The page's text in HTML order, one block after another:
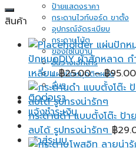
ป้ายแสดงราคา
กระดานไวท์บอร์ด ขาตั้ง
อุปกรณ์จัดระเบียบ
กระดาษโน้ต
ของใช้ในบ้าน
ชั้นวางเอกสาร
แผ่นปักหมุดติดผนัง
อื่นๆ
ติดต่อเรา
แจ้งชำระเงิน
เข้าสู่ระบบ
สินค้า
แผ่นปักห
ปักหมุดDIY ผ้าสักหลาด
เหลี่ยม ฿25.00 – ฿95.00
กระดานดำ แบบตั้งโต๊ะ ป้
ลบได้ รูปทรงน่ารักๆ ฿